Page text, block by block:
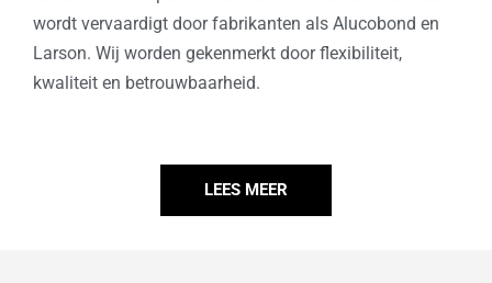
wordt vervaardigt door fabrikanten als Alucobond en
Larson. Wij worden gekenmerkt door flexibiliteit,
kwaliteit en betrouwbaarheid.
LEES MEER